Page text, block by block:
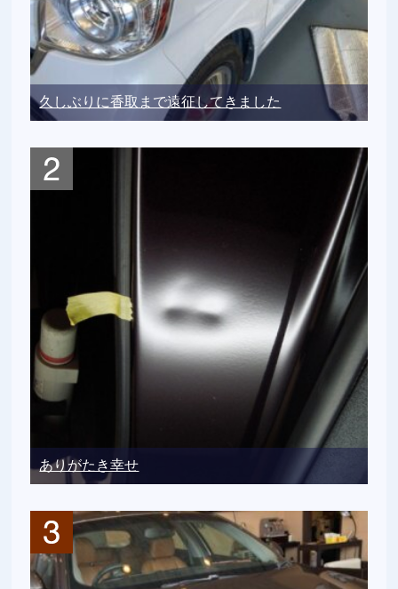
久しぶりに香取まで遠征してきました
ありがたき幸せ